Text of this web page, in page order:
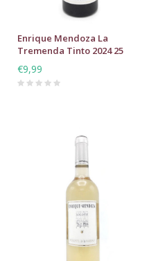
Enrique Mendoza La
Tremenda Tinto 2024 25
€9,99